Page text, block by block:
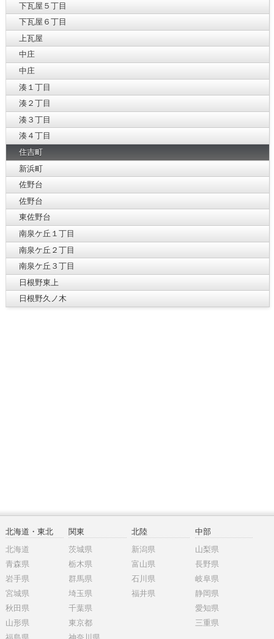
下瓦屋５丁目
下瓦屋６丁目
上瓦屋
中庄
中庄
湊１丁目
湊２丁目
湊３丁目
湊４丁目
住吉町
新浜町
佐野台
佐野台
東佐野台
南泉ケ丘１丁目
南泉ケ丘２丁目
南泉ケ丘３丁目
日根野東上
日根野久ノ木
北海道・東北
北海道
青森県
岩手県
宮城県
秋田県
山形県
関東
茨城県
栃木県
群馬県
埼玉県
千葉県
東京都
北陸
新潟県
富山県
石川県
福井県
中部
山梨県
長野県
岐阜県
静岡県
愛知県
三重県